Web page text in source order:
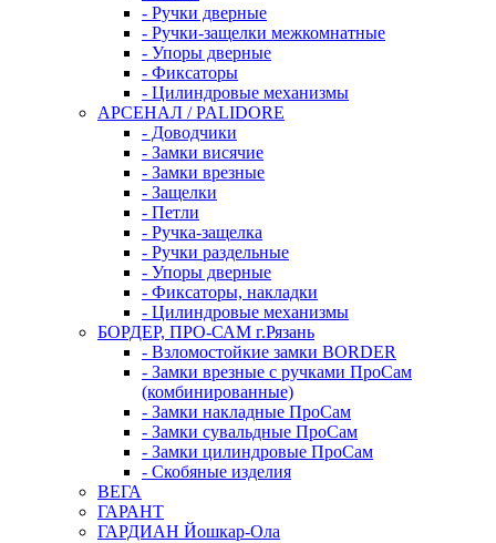
- Ручки дверные
- Ручки-защелки межкомнатные
- Упоры дверные
- Фиксаторы
- Цилиндровые механизмы
АРСЕНАЛ / PALIDORE
- Доводчики
- Замки висячие
- Замки врезные
- Защелки
- Петли
- Ручка-защелка
- Ручки раздельные
- Упоры дверные
- Фиксаторы, накладки
- Цилиндровые механизмы
БОРДЕР, ПРО-САМ г.Рязань
- Взломостойкие замки BORDER
- Замки врезные с ручками ПроСам
(комбинированные)
- Замки накладные ПроСам
- Замки сувальдные ПроСам
- Замки цилиндровые ПроСам
- Скобяные изделия
ВЕГА
ГАРАНТ
ГАРДИАН Йошкар-Ола